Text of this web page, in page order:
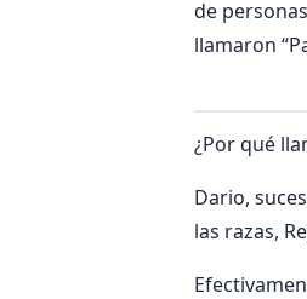
de
llamaron
¿Por qué
Dario,
las razas,